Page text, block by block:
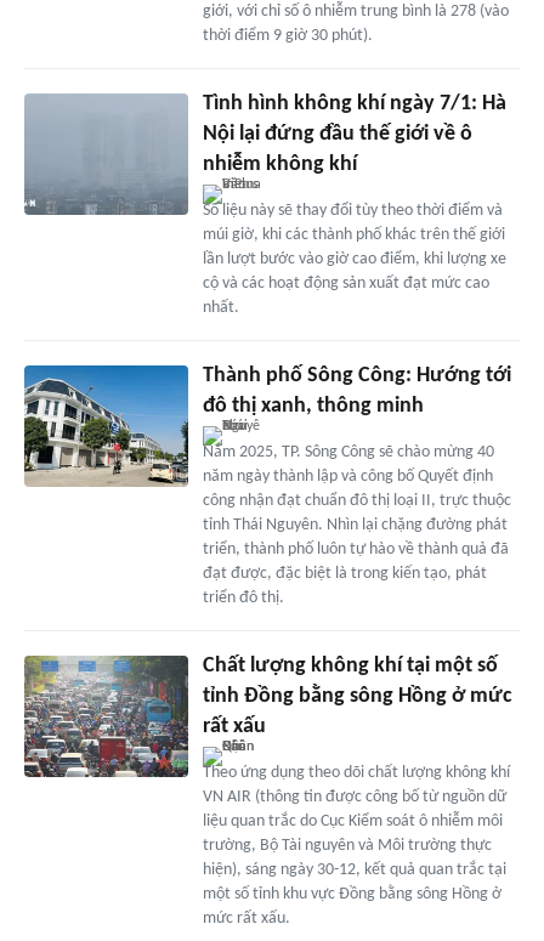
giới, với chỉ số ô nhiễm trung bình là 278 (vào
thời điểm 9 giờ 30 phút).
Tình hình không khí ngày 7/1: Hà
Nội lại đứng đầu thế giới về ô
nhiễm không khí
Số liệu này sẽ thay đổi tùy theo thời điểm và
múi giờ, khi các thành phố khác trên thế giới
lần lượt bước vào giờ cao điểm, khi lượng xe
cộ và các hoạt động sản xuất đạt mức cao
nhất.
Thành phố Sông Công: Hướng tới
đô thị xanh, thông minh
Năm 2025, TP. Sông Công sẽ chào mừng 40
năm ngày thành lập và công bố Quyết định
công nhận đạt chuẩn đô thị loại II, trực thuộc
tỉnh Thái Nguyên. Nhìn lại chặng đường phát
triển, thành phố luôn tự hào về thành quả đã
đạt được, đặc biệt là trong kiến tạo, phát
triển đô thị.
Chất lượng không khí tại một số
tỉnh Đồng bằng sông Hồng ở mức
rất xấu
Theo ứng dụng theo dõi chất lượng không khí
VN AIR (thông tin được công bố từ nguồn dữ
liệu quan trắc do Cục Kiểm soát ô nhiễm môi
trường, Bộ Tài nguyên và Môi trường thực
hiện), sáng ngày 30-12, kết quả quan trắc tại
một số tỉnh khu vực Đồng bằng sông Hồng ở
mức rất xấu.